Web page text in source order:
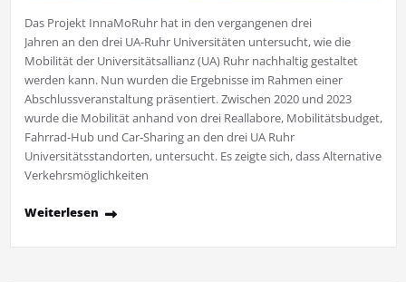
Das Projekt InnaMoRuhr hat in den vergangenen drei
Jahren an den drei UA-Ruhr Universitäten untersucht, wie die
Mobilität der Universitätsallianz (UA) Ruhr nachhaltig gestaltet
werden kann. Nun wurden die Ergebnisse im Rahmen einer
Abschlussveranstaltung präsentiert. Zwischen 2020 und 2023
wurde die Mobilität anhand von drei Reallabore, Mobilitätsbudget,
Fahrrad-Hub und Car-Sharing an den drei UA Ruhr
Universitätsstandorten, untersucht. Es zeigte sich, dass Alternative
Verkehrsmöglichkeiten
Weiterlesen